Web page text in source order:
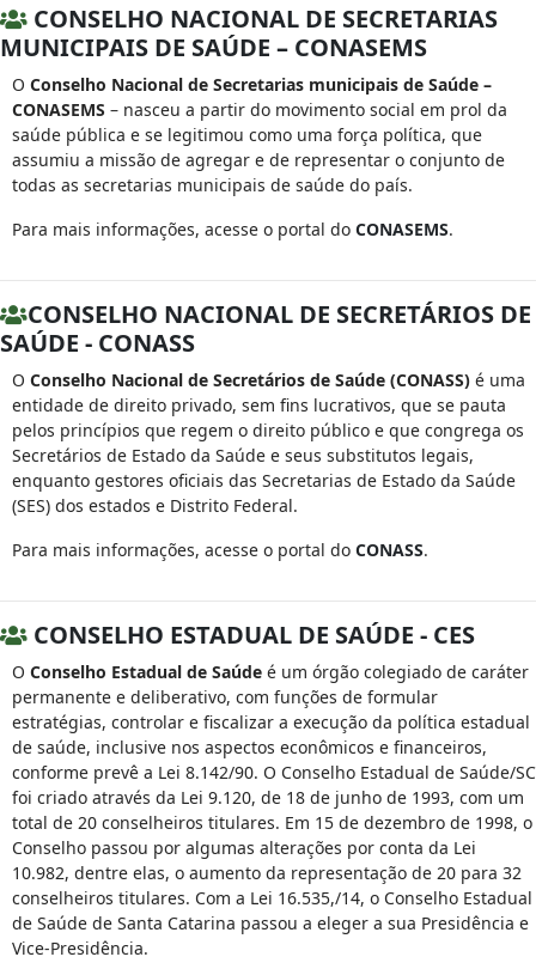
CONSELHO NACIONAL DE SECRETARIAS
MUNICIPAIS DE SAÚDE – CONASEMS
O Conselho Nacional de Secretarias municipais de Saúde –
CONASEMS – nasceu a partir do movimento social em prol da
saúde pública e se legitimou como uma força política, que
assumiu a missão de agregar e de representar o conjunto de
todas as secretarias municipais de saúde do país.
Para mais informações, acesse o portal do CONASEMS.
CONSELHO NACIONAL DE SECRETÁRIOS DE
SAÚDE - CONASS
O Conselho Nacional de Secretários de Saúde (CONASS) é uma
entidade de direito privado, sem fins lucrativos, que se pauta
pelos princípios que regem o direito público e que congrega os
Secretários de Estado da Saúde e seus substitutos legais,
enquanto gestores oficiais das Secretarias de Estado da Saúde
(SES) dos estados e Distrito Federal.
Para mais informações, acesse o portal do CONASS.
CONSELHO ESTADUAL DE SAÚDE - CES
O Conselho Estadual de Saúde é um órgão colegiado de caráter
permanente e deliberativo, com funções de formular
estratégias, controlar e fiscalizar a execução da política estadual
de saúde, inclusive nos aspectos econômicos e financeiros,
conforme prevê a Lei 8.142/90. O Conselho Estadual de Saúde/SC
foi criado através da Lei 9.120, de 18 de junho de 1993, com um
total de 20 conselheiros titulares. Em 15 de dezembro de 1998, o
Conselho passou por algumas alterações por conta da Lei
10.982, dentre elas, o aumento da representação de 20 para 32
conselheiros titulares. Com a Lei 16.535,/14, o Conselho Estadual
de Saúde de Santa Catarina passou a eleger a sua Presidência e
Vice-Presidência.